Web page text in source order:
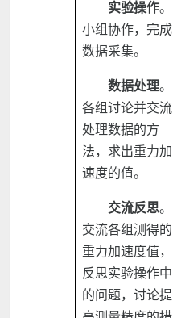
实验操作。
小组协作，完成
数据采集。
数据处理。
各组讨论并交流
处理数据的方
法，求出重力加
速度的值。
交流反思。
交流各组测得的
重力加速度值，
反思实验操作中
的问题，讨论提